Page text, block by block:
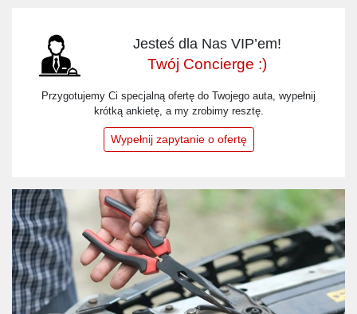
Jesteś dla Nas VIP’em!
Twój Concierge :)
Przygotujemy Ci specjalną ofertę do Twojego auta, wypełnij
krótką ankietę, a my zrobimy resztę.
Wypełnij zapytanie o ofertę